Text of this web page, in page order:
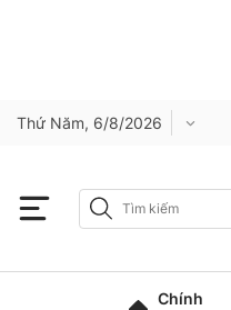
Thứ Năm, 6/8/2026
Chính